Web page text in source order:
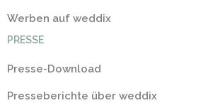
Werben auf weddix
PRESSE
Presse-Download
Presseberichte über weddix